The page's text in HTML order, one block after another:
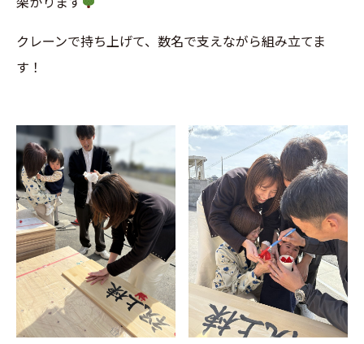
クレーンで持ち上げて、数名で支えながら組み立てま
す！